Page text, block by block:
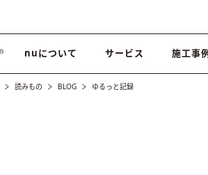
nuについて サービス 施工事
読みもの BLOG ゆるっと記録